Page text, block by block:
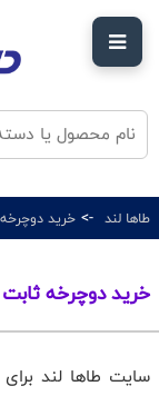
طاها لند -> خرید
خرید دوچرخه
سایت طاها لند